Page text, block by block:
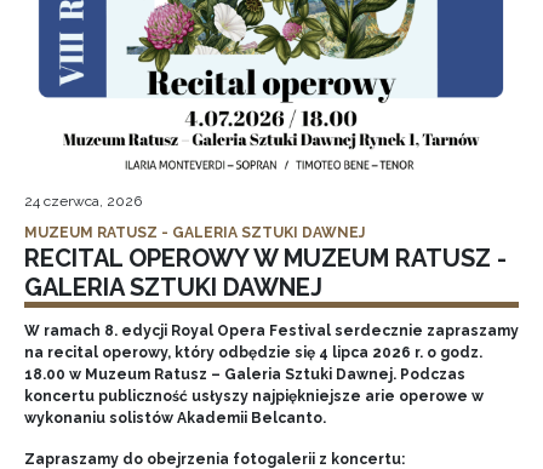
24 czerwca, 2026
MUZEUM RATUSZ - GALERIA SZTUKI DAWNEJ
RECITAL OPEROWY W MUZEUM RATUSZ -
GALERIA SZTUKI DAWNEJ
W ramach 8. edycji Royal Opera Festival serdecznie zapraszamy
na recital operowy, który odbędzie się 4 lipca 2026 r. o godz.
18.00 w Muzeum Ratusz – Galeria Sztuki Dawnej. Podczas
koncertu publiczność usłyszy najpiękniejsze arie operowe w
wykonaniu solistów Akademii Belcanto.
Zapraszamy do obejrzenia fotogalerii z koncertu: